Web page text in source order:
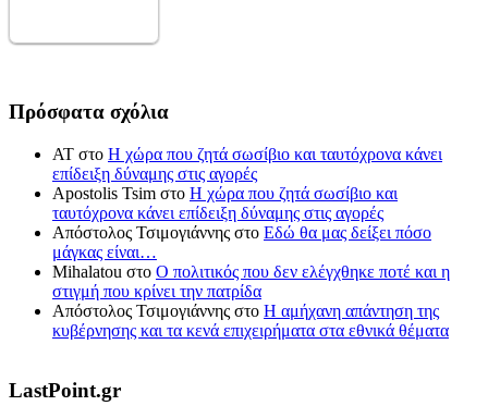
Πρόσφατα σχόλια
ΑΤ στο Η χώρα που ζητά σωσίβιο και ταυτόχρονα κάνει
επίδειξη δύναμης στις αγορές
Apostolis Tsim στο Η χώρα που ζητά σωσίβιο και
ταυτόχρονα κάνει επίδειξη δύναμης στις αγορές
Απόστολος Τσιμογιάννης στο Εδώ θα μας δείξει πόσο
μάγκας είναι…
Mihalatou στο Ο πολιτικός που δεν ελέγχθηκε ποτέ και η
στιγμή που κρίνει την πατρίδα
Απόστολος Τσιμογιάννης στο Η αμήχανη απάντηση της
κυβέρνησης και τα κενά επιχειρήματα στα εθνικά θέματα
LastPoint.gr